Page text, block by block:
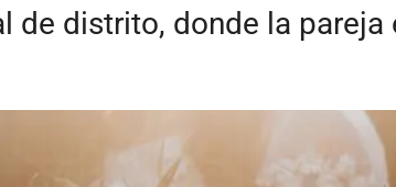
de distrito, donde la